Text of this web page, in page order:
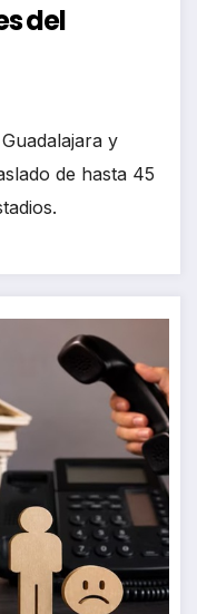
del
y
de hasta 45